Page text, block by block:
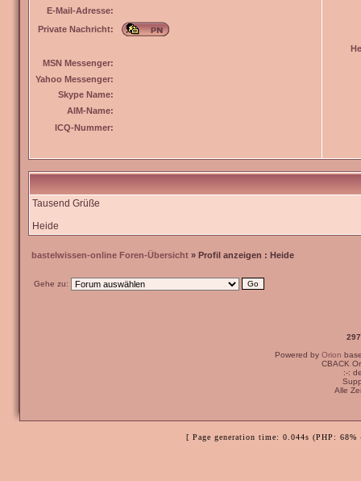
E-Mail-Adresse:
Private Nachricht:
MSN Messenger:
Yahoo Messenger:
Skype Name:
AIM-Name:
ICQ-Nummer:
Tausend Grüße
Heide
bastelwissen-online Foren-Übersicht » Profil anzeigen : Heide
Gehe zu:
Powered by Orion
CBACK
:-:
Alle
[ Page generation time: 0.044s (PHP: